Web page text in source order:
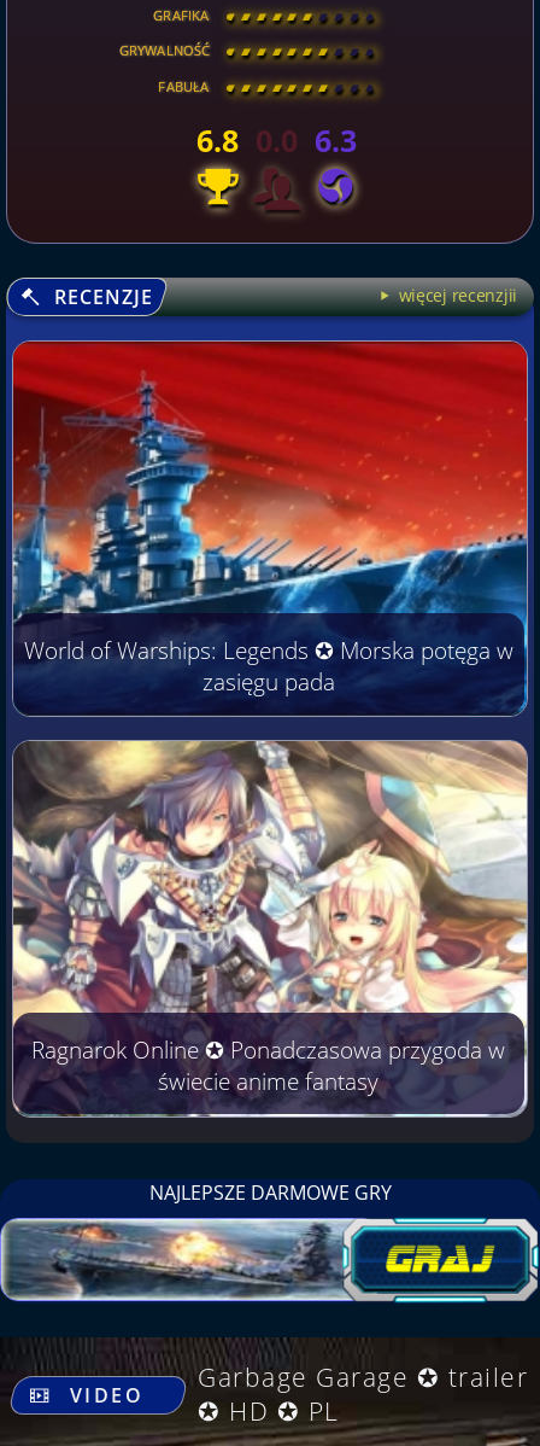
GRAFIKA [ \ \ \ \ \ \ \ \ ]
GRYWALNOŚĆ [ \ \ \ \ \ \ \ \ ]
FABUŁA [ \ \ \ \ \ \ \ \ ]
6.8 0.0 6.3
RECENZJE więcej recenzjii
World of Warships: Legends ✪ Morska potęga w
zasięgu pada
Ragnarok Online ✪ Ponadczasowa przygoda w
świecie anime fantasy
NAJLEPSZE DARMOWE GRY
.
VIDEO
Garbage Garage ✪ trailer
✪ HD ✪ PL